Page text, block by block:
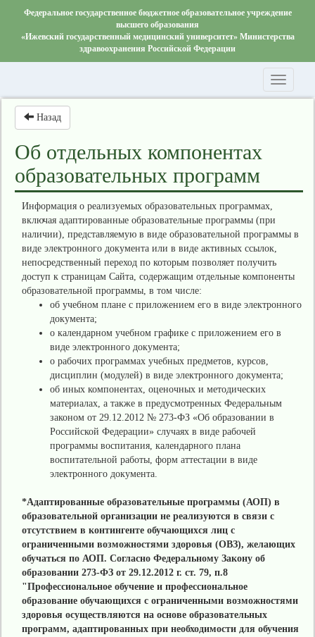
Федеральное государственное бюджетное образовательное учреждение
высшего образования
«Ижевский государственный медицинский университет» Министерства
здравоохранения Российской Федерации
Toggle
Назад
Об отдельных компонентах
образовательных программ
Информация о реализуемых образовательных программах,
включая адаптированные образовательные программы (при
наличии), представляемую в виде образовательной программы в
виде электронного документа или в виде активных ссылок,
непосредственный переход по которым позволяет получить
доступ к страницам Сайта, содержащим отдельные компоненты
образовательной программы, в том числе:
об учебном плане с приложением его в виде электронного
документа;
о календарном учебном графике с приложением его в
виде электронного документа;
о рабочих программах учебных предметов, курсов,
дисциплин (модулей) в виде электронного документа;
об иных компонентах, оценочных и методических
материалах, а также в предусмотренных Федеральным
законом от 29.12.2012 № 273-ФЗ «Об образовании в
Российской Федерации» случаях в виде рабочей
программы воспитания, календарного плана
воспитательной работы, форм аттестации в виде
электронного документа.
*Адаптированные образовательные программы (АОП) в
образовательной организации не реализуются в связи с
отсутствием в контингенте обучающихся лиц с
ограниченными возможностями здоровья (ОВЗ), желающих
обучаться по АОП. Согласно Федеральному Закону об
образовании 273-ФЗ от 29.12.2012 г. ст. 79, п.8
"Профессиональное обучение и профессиональное
образование обучающихся с ограниченными возможностями
здоровья осуществляются на основе образовательных
программ, адаптированных при необходимости для обучения